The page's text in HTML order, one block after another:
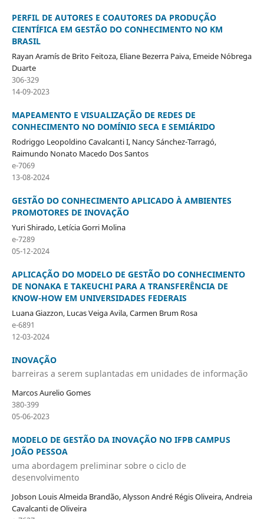
PERFIL DE AUTORES E COAUTORES DA PRODUÇÃO
CIENTÍFICA EM GESTÃO DO CONHECIMENTO NO KM
BRASIL
Rayan Aramís de Brito Feitoza, Eliane Bezerra Paiva, Emeide Nóbrega
Duarte
306-329
14-09-2023
MAPEAMENTO E VISUALIZAÇÃO DE REDES DE
CONHECIMENTO NO DOMÍNIO SECA E SEMIÁRIDO
Rodriggo Leopoldino Cavalcanti I, Nancy Sánchez-Tarragó,
Raimundo Nonato Macedo Dos Santos
e-7069
13-08-2024
GESTÃO DO CONHECIMENTO APLICADO À AMBIENTES
PROMOTORES DE INOVAÇÃO
Yuri Shirado, Letícia Gorri Molina
e-7289
05-12-2024
APLICAÇÃO DO MODELO DE GESTÃO DO CONHECIMENTO
DE NONAKA E TAKEUCHI PARA A TRANSFERÊNCIA DE
KNOW-HOW EM UNIVERSIDADES FEDERAIS
Luana Giazzon, Lucas Veiga Avila, Carmen Brum Rosa
e-6891
12-03-2024
INOVAÇÃO
barreiras a serem suplantadas em unidades de informação
Marcos Aurelio Gomes
380-399
05-06-2023
MODELO DE GESTÃO DA INOVAÇÃO NO IFPB CAMPUS
JOÃO PESSOA
uma abordagem preliminar sobre o ciclo de
desenvolvimento
Jobson Louis Almeida Brandão, Alysson André Régis Oliveira, Andreia
Cavalcanti de Oliveira